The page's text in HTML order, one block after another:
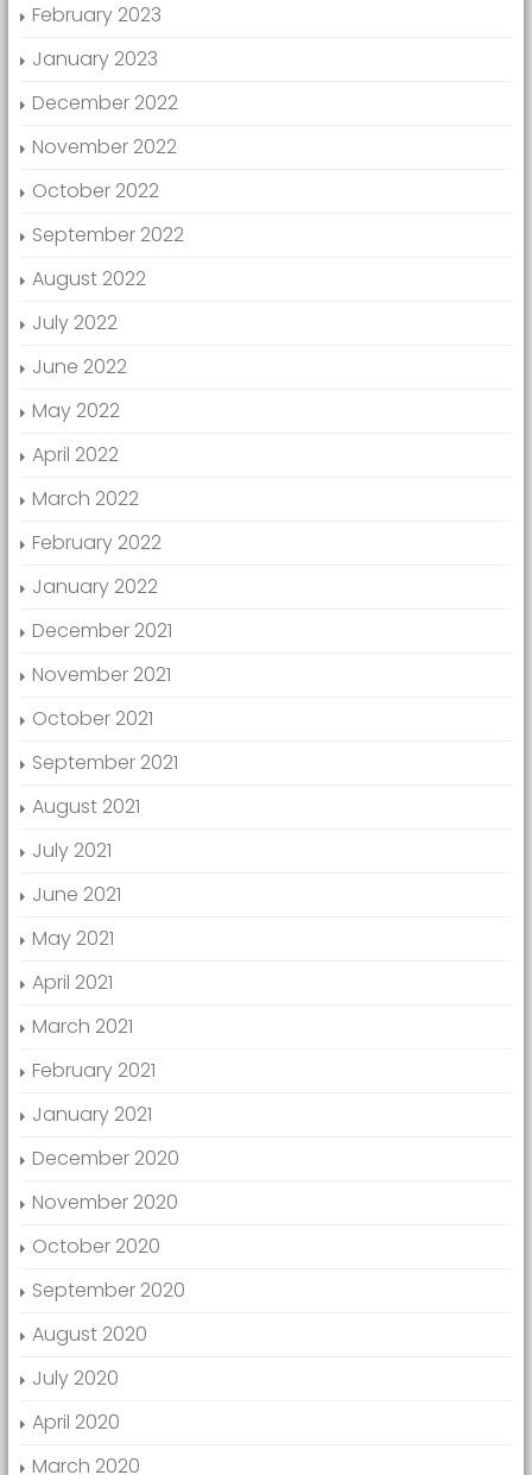
February 2023
January 2023
December 2022
November 2022
October 2022
September 2022
August 2022
July 2022
June 2022
May 2022
April 2022
March 2022
February 2022
January 2022
December 2021
November 2021
October 2021
September 2021
August 2021
July 2021
June 2021
May 2021
April 2021
March 2021
February 2021
January 2021
December 2020
November 2020
October 2020
September 2020
August 2020
July 2020
April 2020
March 2020